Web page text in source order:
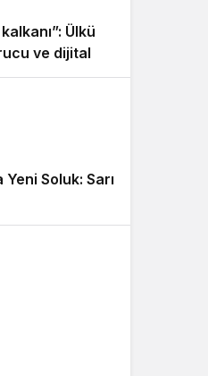
Ülkü
ve dijital
Yeni Soluk: Sarı